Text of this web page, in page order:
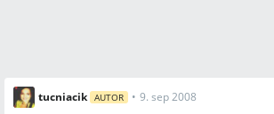
tucniacik AUTOR • 9. sep 2008